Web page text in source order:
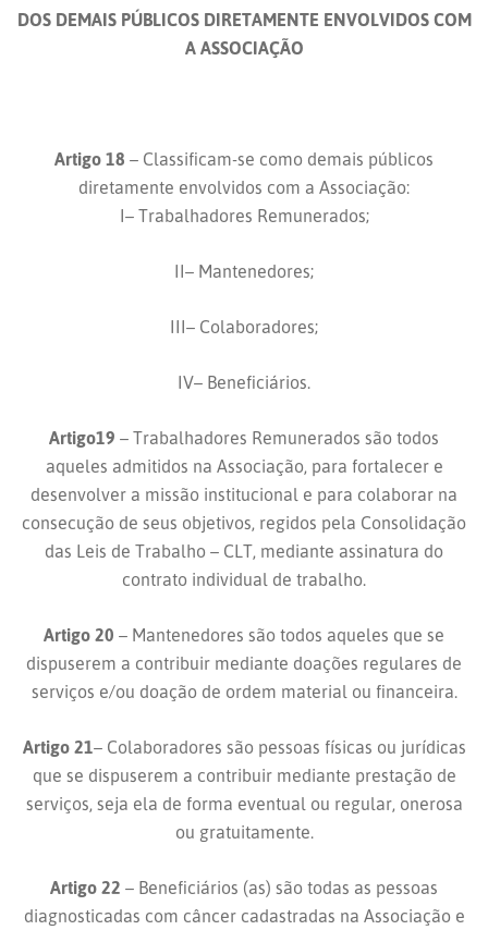
DOS DEMAIS PÚBLICOS DIRETAMENTE ENVOLVIDOS COM
A ASSOCIAÇÃO
Artigo 18 – Classificam-se como demais públicos
diretamente envolvidos com a Associação:
I– Trabalhadores Remunerados;
II– Mantenedores;
III– Colaboradores;
IV– Beneficiários.
Artigo19 – Trabalhadores Remunerados são todos
aqueles admitidos na Associação, para fortalecer e
desenvolver a missão institucional e para colaborar na
consecução de seus objetivos, regidos pela Consolidação
das Leis de Trabalho – CLT, mediante assinatura do
contrato individual de trabalho.
Artigo 20 – Mantenedores são todos aqueles que se
dispuserem a contribuir mediante doações regulares de
serviços e/ou doação de ordem material ou financeira.
Artigo 21– Colaboradores são pessoas físicas ou jurídicas
que se dispuserem a contribuir mediante prestação de
serviços, seja ela de forma eventual ou regular, onerosa
ou gratuitamente.
Artigo 22 – Beneficiários (as) são todas as pessoas
diagnosticadas com câncer cadastradas na Associação e